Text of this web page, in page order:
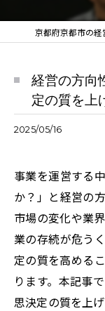
経営の方向
定の質を上
2025/05/16
事業を運営する
か？」と経営の
市場の変化や業
業の存続が危う
定の質を高める
ります。本記事
思決定の質を上